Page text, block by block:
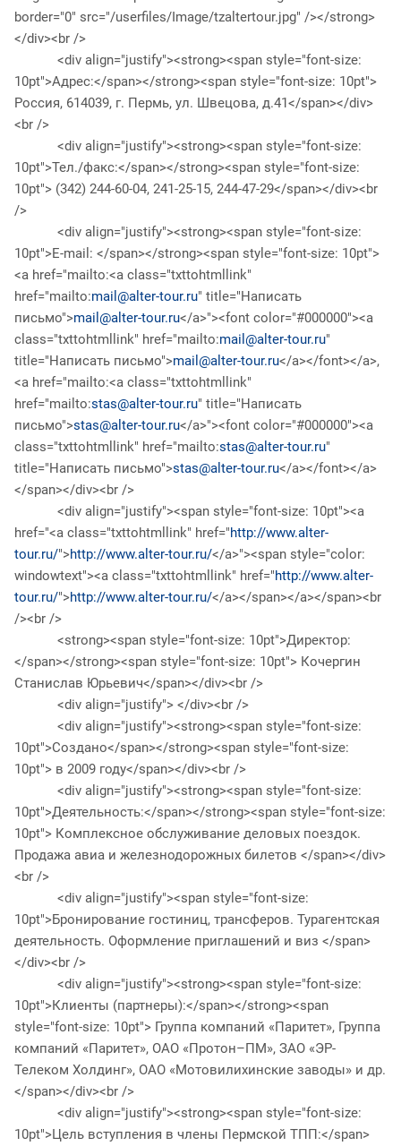
border="0" src="/userfiles/Image/tzaltertour.jpg" /></strong>
</div><br />
<div align="justify"><strong><span style="font-size:
10pt">Адрес:</span></strong><span style="font-size: 10pt">
Россия, 614039, г. Пермь, ул. Швецова, д.41</span></div>
<br />
<div align="justify"><strong><span style="font-size:
10pt">Тел./факс:</span></strong><span style="font-size:
10pt"> (342) 244-60-04, 241-25-15, 244-47-29</span></div><br
/>
<div align="justify"><strong><span style="font-size:
10pt">E-mail: </span></strong><span style="font-size: 10pt">
<a href="mailto:<a class="txttohtmllink"
href="mailto:mail@alter-tour.ru" title="Написать
письмо">mail@alter-tour.ru</a>"><font color="#000000"><a
class="txttohtmllink" href="mailto:mail@alter-tour.ru"
title="Написать письмо">mail@alter-tour.ru</a></font></a>,
<a href="mailto:<a class="txttohtmllink"
href="mailto:stas@alter-tour.ru" title="Написать
письмо">stas@alter-tour.ru</a>"><font color="#000000"><a
class="txttohtmllink" href="mailto:stas@alter-tour.ru"
title="Написать письмо">stas@alter-tour.ru</a></font></a>
</span></div><br />
<div align="justify"><span style="font-size: 10pt"><a
href="<a class="txttohtmllink" href="http://www.alter-
tour.ru/">http://www.alter-tour.ru/</a>"><span style="color:
windowtext"><a class="txttohtmllink" href="http://www.alter-
tour.ru/">http://www.alter-tour.ru/</a></span></a></span><br
/><br />
<strong><span style="font-size: 10pt">Директор:
</span></strong><span style="font-size: 10pt"> Кочергин
Станислав Юрьевич</span></div><br />
<div align="justify"> </div><br />
<div align="justify"><strong><span style="font-size:
10pt">Создано</span></strong><span style="font-size:
10pt"> в 2009 году</span></div><br />
<div align="justify"><strong><span style="font-size:
10pt">Деятельность:</span></strong><span style="font-size:
10pt"> Комплексное обслуживание деловых поездок.
Продажа авиа и железнодорожных билетов </span></div>
<br />
<div align="justify"><span style="font-size:
10pt">Бронирование гостиниц, трансферов. Турагентская
деятельность. Оформление приглашений и виз </span>
</div><br />
<div align="justify"><strong><span style="font-size:
10pt">Клиенты (партнеры):</span></strong><span
style="font-size: 10pt"> Группа компаний «Паритет», Группа
компаний «Паритет», ОАО «Протон–ПМ», ЗАО «ЭР-
Телеком Холдинг», ОАО «Мотовилихинские заводы» и др.
</span></div><br />
<div align="justify"><strong><span style="font-size:
10pt">Цель вступления в члены Пермской ТПП:</span>